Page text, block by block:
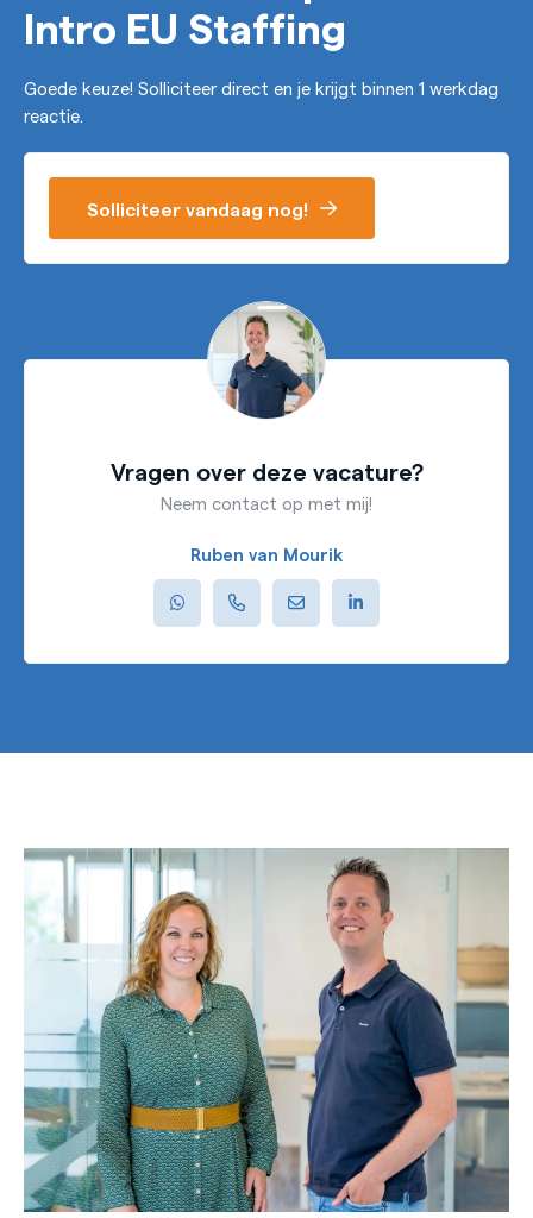
Intro EU Staffing
Goede keuze! Solliciteer direct en je krijgt binnen 1 werkdag
reactie.
Solliciteer vandaag nog!
Vragen over deze vacature?
Neem contact op met mij!
Ruben van Mourik